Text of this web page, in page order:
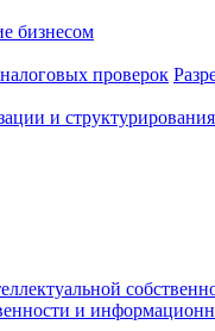
бизнесом
проверок
и
и